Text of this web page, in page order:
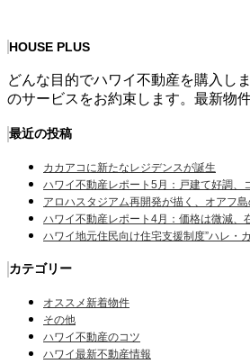
HOUSE PLUS
どんな目的でハワイ不動産を購入し
のサービスをお約束します。最新物
最近の投稿
カカアコに新たなレジデンスが誕生
ハワイ不動産レポート5月：戸建て好調、
アロハスタジアム再開発が描く、オアフ
ハワイ不動産レポート4月：価格は微減、
ハワイ地元住民向け住宅支援制度”ハレ・
カテゴリー
オススメ新着物件
その他
ハワイ不動産のコツ
ハワイ最新不動産情報